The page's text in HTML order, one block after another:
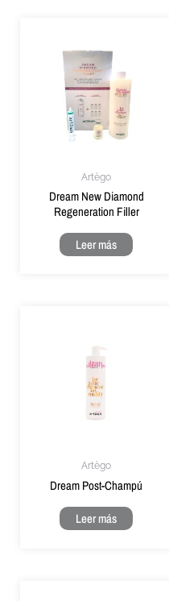
Artègo
Dream New Diamond
Regeneration Filler
Leer más
Artègo
Dream Post-Champú
Leer más